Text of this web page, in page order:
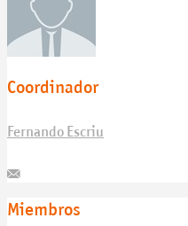
Coordinador
Fernando Escriu
Miembros